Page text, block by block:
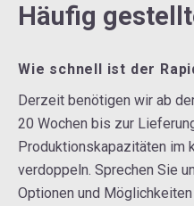
Häufig
Wie schnell ist der
Derzeit benötigen wir ab
20 Wochen bis zur
Produktionskapazitäten im
verdoppeln. Sprechen Sie
Optionen und